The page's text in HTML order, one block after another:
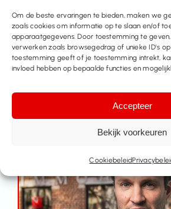
Om de beste ervaringen te bieden, maken we
zoals cookies om informatie op te slaan en/of
apparaatgegevens. Door toestemming te
verwerken zoals browsegedrag of unieke ID's
toestemming geeft of je toestemming intrekt,
invloed hebben op bepaalde functies en
Accepteer
Bekijk voorkeuren
Cookiebeleid
FilipMachiels
Oprichter